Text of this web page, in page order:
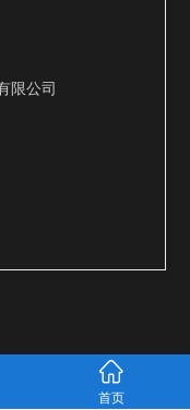
限公司
首页